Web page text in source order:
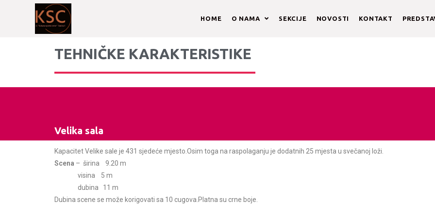
HOME O NAMA SEKCIJE NOVOSTI KONTAKT
TEHNIČKE KARAKTERISTIKE
Velika sala
Kapacitet Velike sale je 431 sjedeće mjesto.Osim toga na raspolaganju je dodatnih 25 mjesta u svečanoj loži.
Scena – širina 9.20 m
visina 5 m
dubina 11 m
Dubina scene se može korigovati sa 10 cugova.Platna su crne boje.